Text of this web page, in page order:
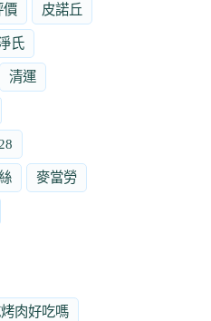
價 皮諾丘
氏
清運
麥當勞
肉好吃嗎